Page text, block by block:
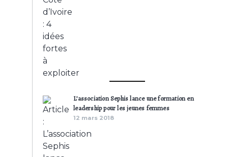
L’association Sephis lance une formation en
leadership pour les jeunes femmes
12 mars 2018